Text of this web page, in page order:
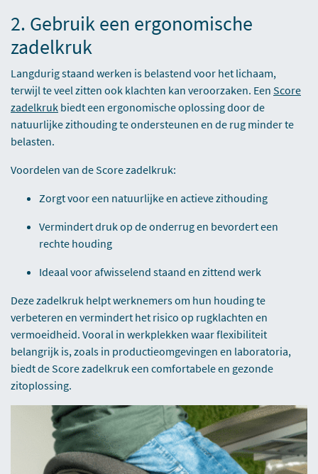
2. Gebruik een ergonomische
zadelkruk
Langdurig staand werken is belastend voor het lichaam,
terwijl te veel zitten ook klachten kan veroorzaken. Een Score
zadelkruk biedt een ergonomische oplossing door de
natuurlijke zithouding te ondersteunen en de rug minder te
belasten.
Voordelen van de Score zadelkruk:
Zorgt voor een natuurlijke en actieve zithouding
Vermindert druk op de onderrug en bevordert een
rechte houding
Ideaal voor afwisselend staand en zittend werk
Deze zadelkruk helpt werknemers om hun houding te
verbeteren en vermindert het risico op rugklachten en
vermoeidheid. Vooral in werkplekken waar flexibiliteit
belangrijk is, zoals in productieomgevingen en laboratoria,
biedt de Score zadelkruk een comfortabele en gezonde
zitoplossing.